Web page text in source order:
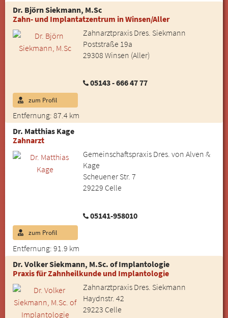
Dr. Björn Siekmann, M.Sc
Zahn- und Implantatzentrum in Winsen/Aller
Zahnarztpraxis Dres. Siekmann
Poststraße 19a
29308 Winsen (Aller)
05143 - 666 47 77
Entfernung: 87.4 km
zum Profil
Dr. Matthias Kage
Zahnarzt
Gemeinschaftspraxis Dres. von Alven &
Kage
Scheuener Str. 7
29229 Celle
05141-958010
Entfernung: 91.9 km
zum Profil
Dr. Volker Siekmann, M.Sc. of Implantologie
Praxis für Zahnheilkunde und Implantologie
Zahnarztpraxis Dres. Siekmann
Haydnstr. 42
29223 Celle